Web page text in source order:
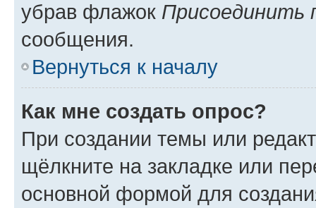
убрав флажок Присоединить
сообщения.
Вернуться к началу
Как мне создать опрос?
При создании темы или
щёлкните на закладке или
основной формой для